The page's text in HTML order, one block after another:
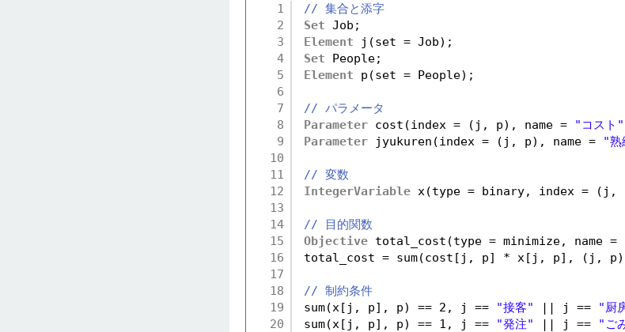
1
2
3
4
5
6
7
8
9
10
11
12
13
14
15
16
17
18
19
20
// 集合と添字
Set Job;
Element
j(set = Job);
Set
People;
Element
p(set = People);
// パラメータ
Parameter cost(index = (j, p), name = "コスト"
Parameter
jyukuren(index = (j, p), name = "熟
// 変数
IntegerVariable x(type = binary, index = (j,
// 目的関数
Objective total_cost(type = minimize, name =
total_cost = sum(cost[j, p] * x[j, p], (j,
// 制約条件
sum(x[j, p], p) == 2, j ==
"接客" || j == "厨
sum(x[j, p], p) == 1, j ==
"発注" || j == "ご